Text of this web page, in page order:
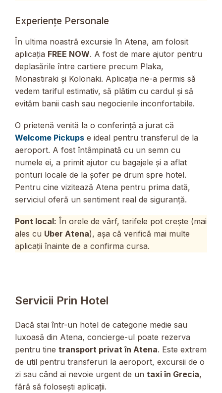
Experiențe Personale
În ultima noastră excursie în Atena, am folosit
aplicația FREE NOW. A fost de mare ajutor pentru
deplasările între cartiere precum Plaka,
Monastiraki și Kolonaki. Aplicația ne-a permis să
vedem tariful estimativ, să plătim cu cardul și să
evităm banii cash sau negocierile inconfortabile.
O prietenă venită la o conferință a jurat că
Welcome Pickups e ideal pentru transferul de la
aeroport. A fost întâmpinată cu un semn cu
numele ei, a primit ajutor cu bagajele și a aflat
ponturi locale de la șofer pe drum spre hotel.
Pentru cine vizitează Atena pentru prima dată,
serviciul oferă un sentiment real de siguranță.
Pont local: În orele de vârf, tarifele pot crește (mai
ales cu Uber Atena), așa că verifică mai multe
aplicații înainte de a confirma cursa.
Servicii Prin Hotel
Dacă stai într-un hotel de categorie medie sau
luxoasă din Atena, concierge-ul poate rezerva
pentru tine transport privat în Atena. Este extrem
de util pentru transferuri la aeroport, excursii de o
zi sau când ai nevoie urgent de un taxi în Grecia,
fără să folosești aplicații.